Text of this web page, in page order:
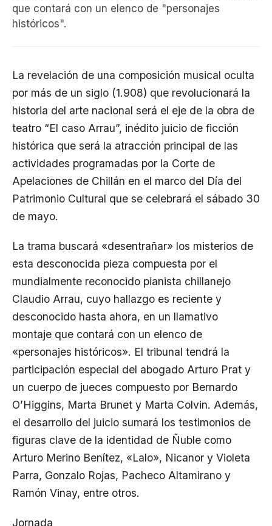
que contará con un elenco de "personajes
históricos".
La revelación de una composición musical oculta
por más de un siglo (1.908) que revolucionará la
historia del arte nacional será el eje de la obra de
teatro “El caso Arrau”, inédito juicio de ficción
histórica que será la atracción principal de las
actividades programadas por la Corte de
Apelaciones de Chillán en el marco del Día del
Patrimonio Cultural que se celebrará el sábado 30
de mayo.
La trama buscará «desentrañar» los misterios de
esta desconocida pieza compuesta por el
mundialmente reconocido pianista chillanejo
Claudio Arrau, cuyo hallazgo es reciente y
desconocido hasta ahora, en un llamativo
montaje que contará con un elenco de
«personajes históricos». El tribunal tendrá la
participación especial del abogado Arturo Prat y
un cuerpo de jueces compuesto por Bernardo
O’Higgins, Marta Brunet y Marta Colvin. Además,
el desarrollo del juicio sumará los testimonios de
figuras clave de la identidad de Ñuble como
Arturo Merino Benítez, «Lalo», Nicanor y Violeta
Parra, Gonzalo Rojas, Pacheco Altamirano y
Ramón Vinay, entre otros.
Jornada